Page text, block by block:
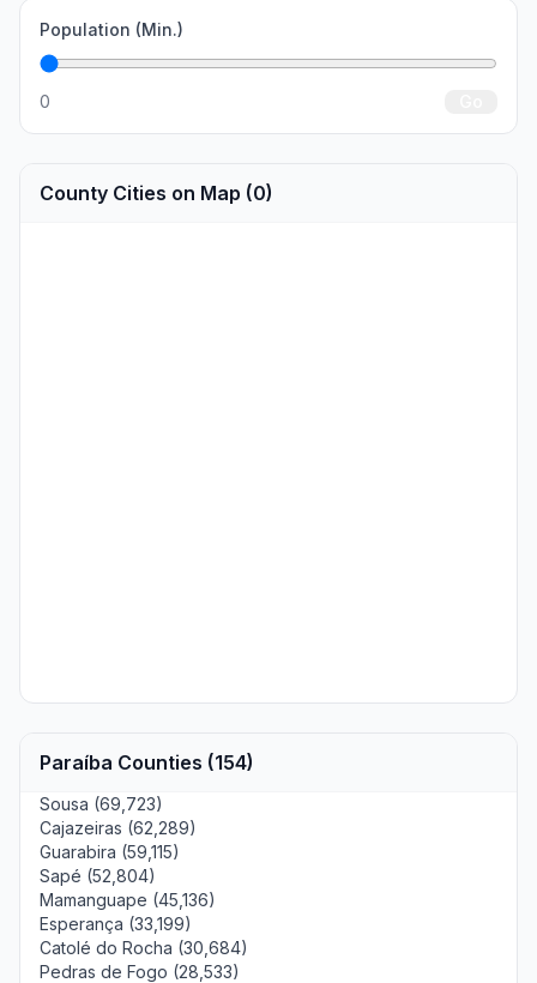
Population (Min.)
0
County Cities on Map (0)
Paraíba Counties (154)
Sousa (69,723)
Cajazeiras (62,289)
Guarabira (59,115)
Sapé (52,804)
Mamanguape (45,136)
Esperança (33,199)
Catolé do Rocha (30,684)
Pedras de Fogo (28,533)